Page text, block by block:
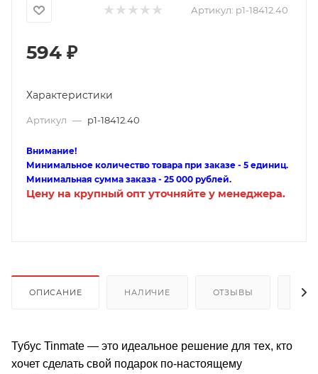
Артикул: p1-18412.40
594 ₽
Характеристики
Артикул — p1-18412.40
Внимание!
Минимальное количество товара при заказе - 5 единиц.
Минимальная сумма заказа - 25 000 рублей.
Цену на крупный опт уточняйте у менеджера.
ОПИСАНИЕ НАЛИЧИЕ ОТЗЫВЫ
Тубус Tinmate — это идеальное решение для тех, кто
хочет сделать свой подарок по-настоящему